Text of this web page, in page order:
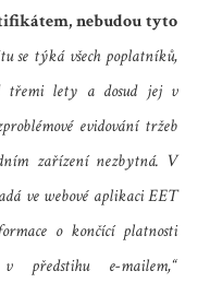
nebudou tyto
se týká všech poplatníků,
třemi lety a dosud jej v
evidování tržeb
zařízení nezbytná. V
ve webové aplikaci EET
o končící platnosti
předstihu e-mailem,“